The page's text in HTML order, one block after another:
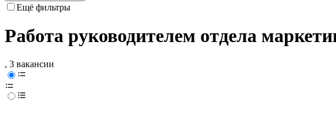
Ещё фильтры
Работа руководителем отдела
, 3 вакансии